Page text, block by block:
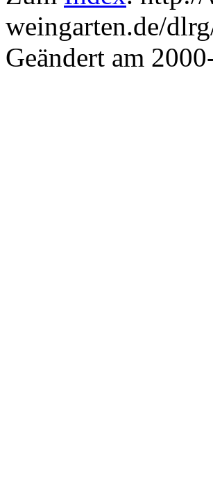
weingarten.de/
Geändert am